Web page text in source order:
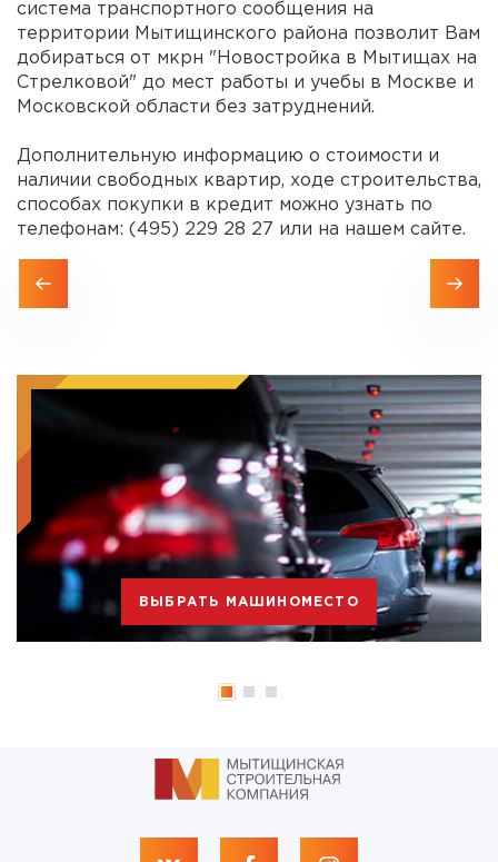
система транспортного сообщения на
территории Мытищинского района позволит Вам
добираться от мкрн "Новостройка в Мытищах на
Стрелковой" до мест работы и учебы в Москве и
Московской области без затруднений.
Дополнительную информацию о стоимости и
наличии свободных квартир, ходе строительства,
способах покупки в кредит можно узнать по
телефонам: (495) 229 28 27 или на нашем сайте.
ВЫБРАТЬ МАШИНОМЕСТО